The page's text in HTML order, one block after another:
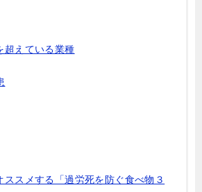
超えている業種
ススメする「過労死を防ぐ食べ物３